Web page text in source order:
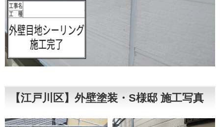
【江戸川区】外壁塗装・S様邸 施工写真